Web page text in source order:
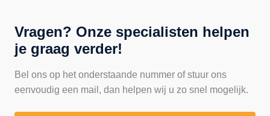
Vragen? Onze specialisten helpen
je graag verder!
Bel ons op het onderstaande nummer of stuur ons
eenvoudig een mail, dan helpen wij u zo snel mogelijk.